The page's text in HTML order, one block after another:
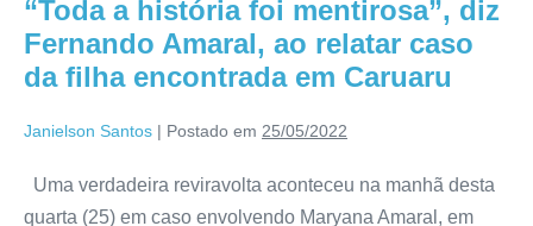
“Toda a história foi mentirosa”, diz
Fernando Amaral, ao relatar caso
da filha encontrada em Caruaru
Janielson Santos | Postado em 25/05/2022
Uma verdadeira reviravolta aconteceu na manhã desta
quarta (25) em caso envolvendo Maryana Amaral, em